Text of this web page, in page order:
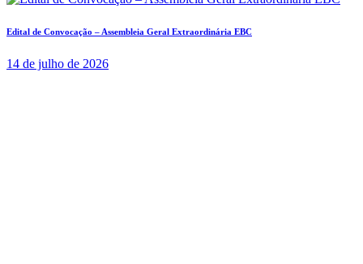
Edital de Convocação – Assembleia Geral Extraordinária EBC
14 de julho de 2026